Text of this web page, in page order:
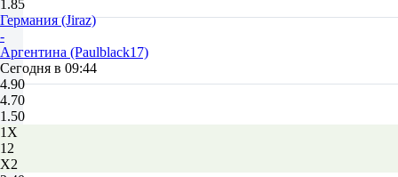
1.85
Германия (Jiraz)
-
Аргентина (Paulblack17)
Сегодня в 09:44
4.90
4.70
1.50
1X
12
X2